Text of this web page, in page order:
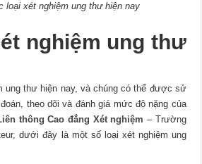
loại xét nghiệm ung thư hiện nay
nghiệm ung thư
ung thư hiện nay, và chúng có thể được sử
theo dõi và đánh giá mức độ nặng của
thông Cao đẳng Xét nghiệm– Trường
dưới đây là một số loại xét nghiệm ung